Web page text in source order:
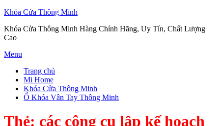
Khóa Cửa Thông Minh
Khóa Cửa Thông Minh Hàng Chính Hãng, Uy Tín, Chất Lượng
Cao
Skip
content
Menu
Trang chủ
Mi Home
Khóa Cửa Thông Minh
Ổ Khóa Vân Tay Thông Minh
Thẻ: các công cụ lập kế hoạch